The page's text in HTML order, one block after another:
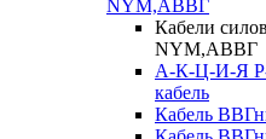
NYM,АВВГ
Кабели
NYM,АВВГ
А-К-Ц-И-Я
кабель
Кабель